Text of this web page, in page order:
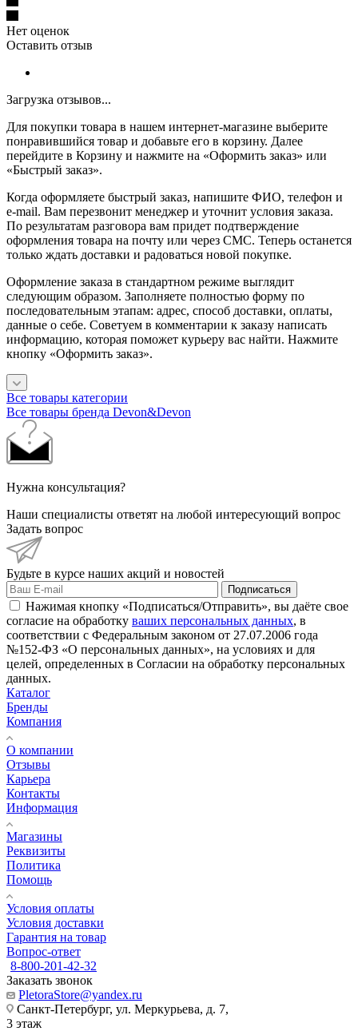
Нет оценок
Оставить отзыв
Загрузка отзывов...
Для покупки товара в нашем интернет-магазине выберите
понравившийся товар и добавьте его в корзину. Далее
перейдите в Корзину и нажмите на «Оформить заказ» или
«Быстрый заказ».
Когда оформляете быстрый заказ, напишите ФИО, телефон и
e-mail. Вам перезвонит менеджер и уточнит условия заказа.
По результатам разговора вам придет подтверждение
оформления товара на почту или через СМС. Теперь останется
только ждать доставки и радоваться новой покупке.
Оформление заказа в стандартном режиме выглядит
следующим образом. Заполняете полностью форму по
последовательным этапам: адрес, способ доставки, оплаты,
данные о себе. Советуем в комментарии к заказу написать
информацию, которая поможет курьеру вас найти. Нажмите
кнопку «Оформить заказ».
Все товары категории
Все товары бренда Devon&Devon
Нужна консультация?
Наши специалисты ответят на любой интересующий вопрос
Задать вопрос
Будьте в курсе наших акций и новостей
Подписаться
Нажимая кнопку «Подписаться/Отправить», вы даёте свое
согласие на обработку ваших персональных данных, в
соответствии с Федеральным законом от 27.07.2006 года
№152-ФЗ «О персональных данных», на условиях и для
целей, определенных в Согласии на обработку персональных
данных.
Каталог
Бренды
Компания
О компании
Отзывы
Карьера
Контакты
Информация
Магазины
Реквизиты
Политика
Помощь
Условия оплаты
Условия доставки
Гарантия на товар
Вопрос-ответ
8-800-201-42-32
Заказать звонок
PletoraStore@yandex.ru
Санкт-Петербург, ул. Меркурьева, д. 7,
3 этаж